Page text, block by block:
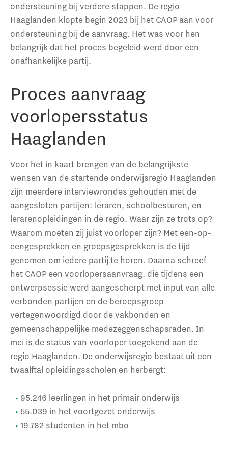
ondersteuning bij verdere stappen. De regio
Haaglanden klopte begin 2023 bij het CAOP aan voor
ondersteuning bij de aanvraag. Het was voor hen
belangrijk dat het proces begeleid werd door een
onafhankelijke partij.
Proces aanvraag
voorlopersstatus
Haaglanden
Voor het in kaart brengen van de belangrijkste
wensen van de startende onderwijsregio Haaglanden
zijn meerdere interviewrondes gehouden met de
aangesloten partijen: leraren, schoolbesturen, en
lerarenopleidingen in de regio. Waar zijn ze trots op?
Waarom moeten zij juist voorloper zijn? Met een-op-
eengesprekken en groepsgesprekken is de tijd
genomen om iedere partij te horen. Daarna schreef
het CAOP een voorlopersaanvraag, die tijdens een
ontwerpsessie werd aangescherpt met input van alle
verbonden partijen en de beroepsgroep
vertegenwoordigd door de vakbonden en
gemeenschappelijke medezeggenschapsraden. In
mei is de status van voorloper toegekend aan de
regio Haaglanden. De onderwijsregio bestaat uit een
twaalftal opleidingsscholen en herbergt:
95.246 leerlingen in het primair onderwijs
55.039 in het voortgezet onderwijs
19.782 studenten in het mbo